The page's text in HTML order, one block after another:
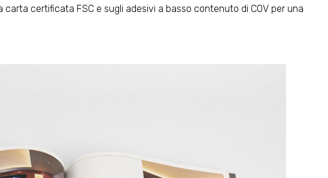
certificata FSC e sugli adesivi a basso contenuto di COV per una